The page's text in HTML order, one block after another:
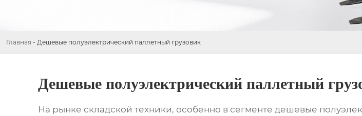
Главная - Дешевые полуэлектрический паллетный грузовик
Дешевые полуэлектрический паллетный
На рынке складской техники, особенно в сегменте дешевые